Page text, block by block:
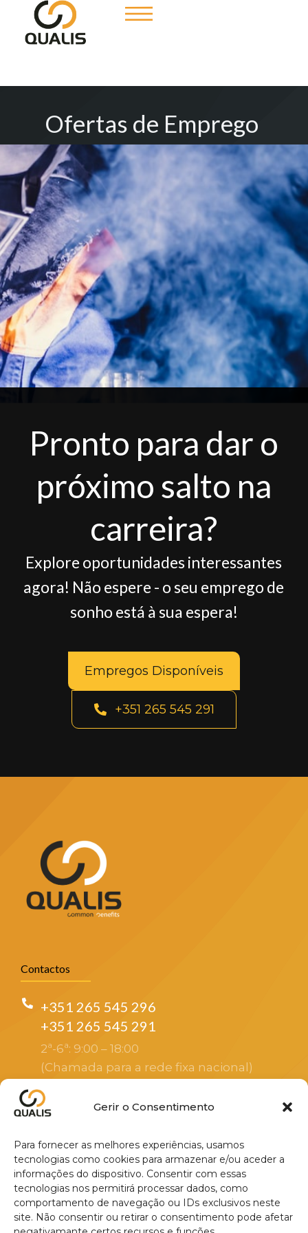
Gerir o Consentimento
Para fornecer as melhores experiências, usamos
tecnologias como cookies para armazenar e/ou aceder a
informações do dispositivo. Consentir com essas
tecnologias nos permitirá processar dados, como
comportamento de navegação ou IDs exclusivos neste
site. Não consentir ou retirar o consentimento pode afetar
Ofertas de Emprego
Pronto para dar o
próximo salto na
carreira?
Explore oportunidades interessantes
agora! Não espere - o seu emprego de
sonho está à sua espera!
Empregos Disponíveis
+351 265 545 291
Contactos
+351 265 545 296
+351 265 545 291
2ª-6ª: 9:00 – 18:00
(Chamada para a rede fixa nacional)
sales@altayin.com
R. Luísa Tody, 12E, 2925-658 São
Lourenço
Endereço do escritório sede